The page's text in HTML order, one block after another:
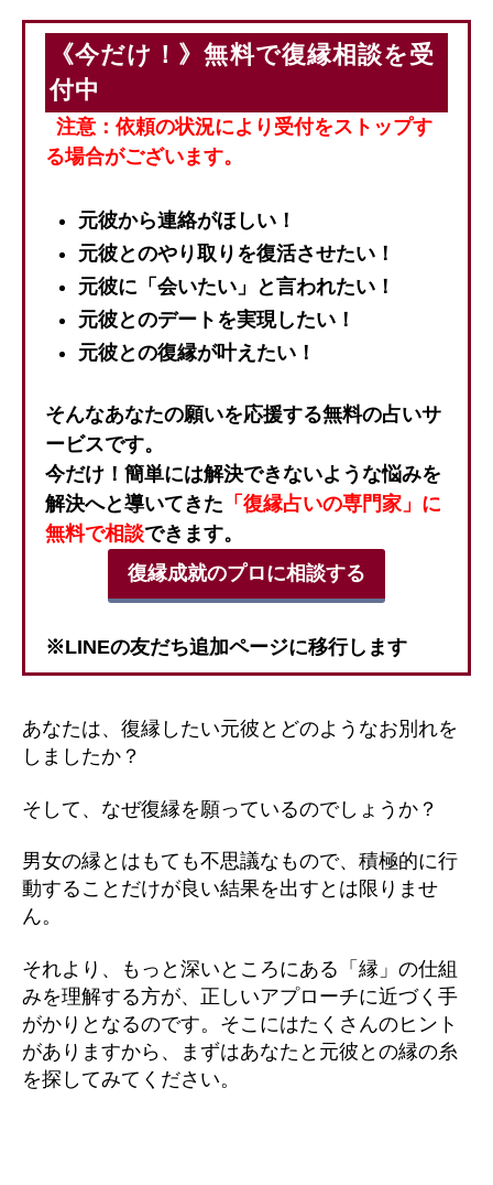
《今だけ！》無料で復縁相談を受
付中
注意：依頼の状況により受付をストップす
る場合がございます。
元彼から連絡がほしい！
元彼とのやり取りを復活させたい！
元彼に「会いたい」と言われたい！
元彼とのデートを実現したい！
元彼との復縁が叶えたい！
そんなあなたの願いを応援する無料の占いサ
ービスです。
今だけ！簡単には解決できないような悩みを
解決へと導いてきた 「復縁占いの専門家」に
無料で相談できます。
復縁成就のプロに相談する
※LINEの友だち追加ページに移行します
あなたは、復縁したい元彼とどのようなお別れを
しましたか？
そして、なぜ復縁を願っているのでしょうか？
男女の縁とはもても不思議なもので、積極的に行
動することだけが良い結果を出すとは限りませ
ん。
それより、もっと深いところにある「縁」の仕組
みを理解する方が、正しいアプローチに近づく手
がかりとなるのです。そこにはたくさんのヒント
がありますから、まずはあなたと元彼との縁の糸
を探してみてください。